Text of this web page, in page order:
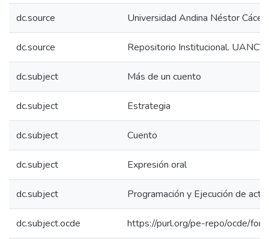
dc.source Universidad Andina Néstor
dc.source Repositorio Institucional. UANCV
dc.subject Más de un cuento
dc.subject Estrategia
dc.subject Cuento
dc.subject Expresión oral
dc.subject Programación y Ejecución de
dc.subject.ocde https://purl.org/pe-repo/ocde/